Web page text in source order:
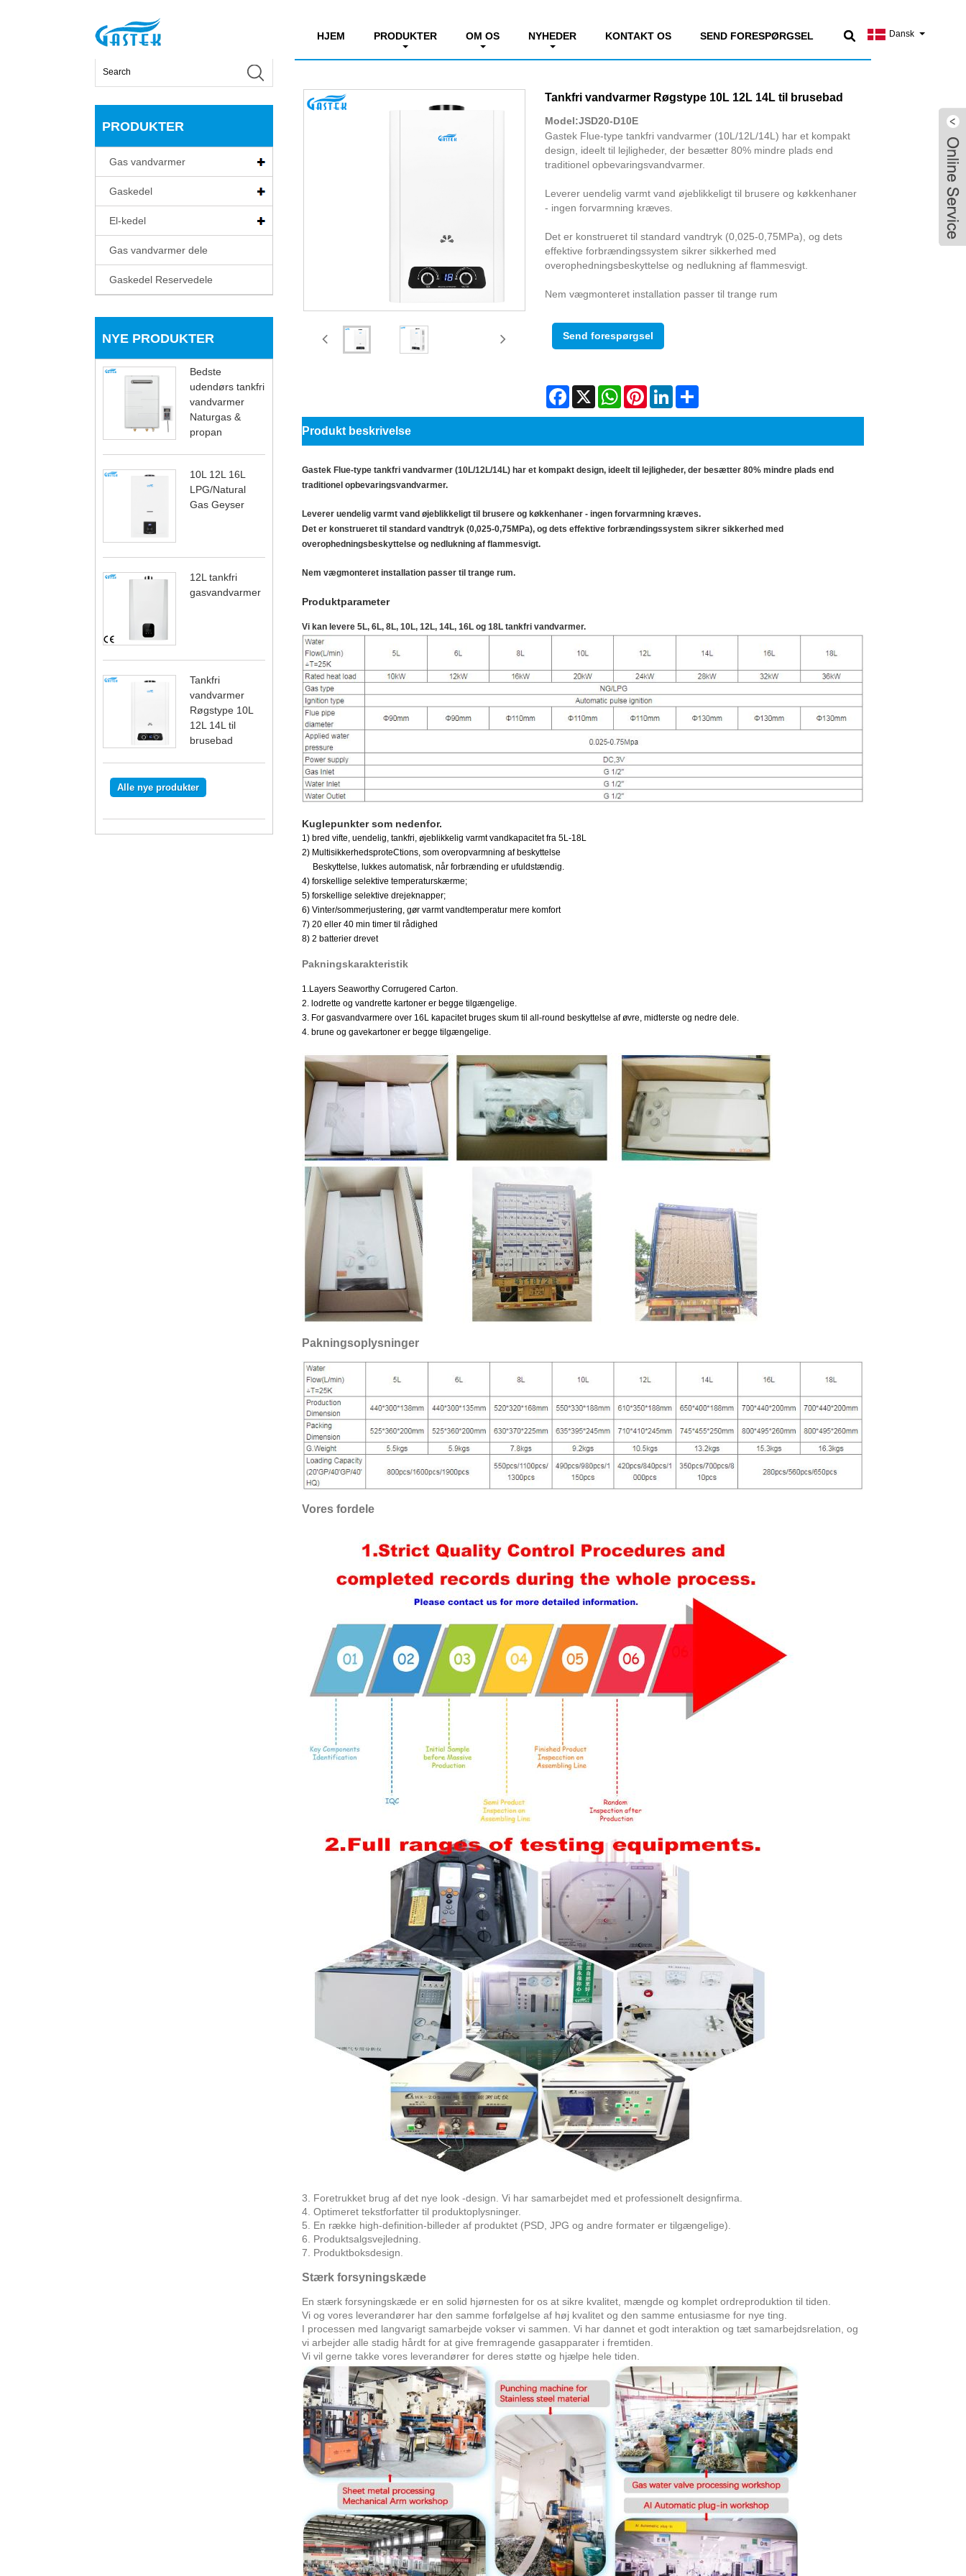
Dansk
HJEM PRODUKTER OM OS NYHEDER KONTAKT OS SEND FORESPØRGSEL
Hjem > Produkter
PRODUKTER
Gas vandvarmer
Gaskedel
El-kedel
Gas vandvarmer dele
Gaskedel Reservedele
NYE PRODUKTER
Bedste
udendørs tankfri
vandvarmer
Naturgas &
propan
10L 12L 16L
LPG/Natural
Gas Geyser
12L tankfri
gasvandvarmer
Tankfri
vandvarmer
Røgstype 10L
12L 14L til
brusebad
Alle nye produkter
Tankfri vandvarmer Røgstype 10L 12L 14L til brusebad
Model:JSD20-D10E
Gastek Flue-type tankfri vandvarmer (10L/12L/14L) har et kompakt
design, ideelt til lejligheder, der besætter 80% mindre plads end
traditionel opbevaringsvandvarmer.
Leverer uendelig varmt vand øjeblikkeligt til brusere og køkkenhaner
- ingen forvarmning kræves.
Det er konstrueret til standard vandtryk (0,025-0,75MPa), og dets
effektive forbrændingssystem sikrer sikkerhed med
overophedningsbeskyttelse og nedlukning af flammesvigt.
Nem vægmonteret installation passer til trange rum
Send forespørgsel
Facebook
X WhatsAppPinterestLinkedInShare
Produkt beskrivelse
Gastek Flue-type tankfri vandvarmer (10L/12L/14L) har et kompakt design, ideelt til lejligheder, der besætter 80% mindre plads end
traditionel opbevaringsvandvarmer.
Leverer uendelig varmt vand øjeblikkeligt til brusere og køkkenhaner - ingen forvarmning kræves.
Det er konstrueret til standard vandtryk (0,025-0,75MPa), og dets effektive forbrændingssystem sikrer sikkerhed med
overophedningsbeskyttelse og nedlukning af flammesvigt.
Nem vægmonteret installation passer til trange rum.
Produktparameter
Vi kan levere 5L, 6L, 8L, 10L, 12L, 14L, 16L og 18L tankfri vandvarmer.
Kuglepunkter som nedenfor.
1) bred vifte, uendelig, tankfri, øjeblikkelig varmt vandkapacitet fra 5L-18L
2) MultisikkerhedsproteCtions, som overopvarmning af beskyttelse
Beskyttelse, lukkes automatisk, når forbrænding er ufuldstændig.
4) forskellige selektive temperaturskærme;
5) forskellige selektive drejeknapper;
6) Vinter/sommerjustering, gør varmt vandtemperatur mere komfort
7) 20 eller 40 min timer til rådighed
8) 2 batterier drevet
Pakningskarakteristik
1.Layers Seaworthy Corrugered Carton.
2. lodrette og vandrette kartoner er begge tilgængelige.
3. For gasvandvarmere over 16L kapacitet bruges skum til all-round beskyttelse af øvre, midterste og nedre dele.
4. brune og gavekartoner er begge tilgængelige.
Pakningsoplysninger
Vores fordele
3. Foretrukket brug af det nye look -design. Vi har samarbejdet med et professionelt designfirma.
4. Optimeret tekstforfatter til produktoplysninger.
5. En række high-definition-billeder af produktet (PSD, JPG og andre formater er tilgængelige).
6. Produktsalgsvejledning.
7. Produktboksdesign.
Stærk forsyningskæde
En stærk forsyningskæde er en solid hjørnesten for os at sikre kvalitet, mængde og komplet ordreproduktion til tiden.
Vi og vores leverandører har den samme forfølgelse af høj kvalitet og den samme entusiasme for nye ting.
I processen med langvarigt samarbejde vokser vi sammen. Vi har dannet et godt interaktion og tæt samarbejdsrelation, og
vi arbejder alle stadig hårdt for at give fremragende gasapparater i fremtiden.
Vi vil gerne takke vores leverandører for deres støtte og hjælpe hele tiden.